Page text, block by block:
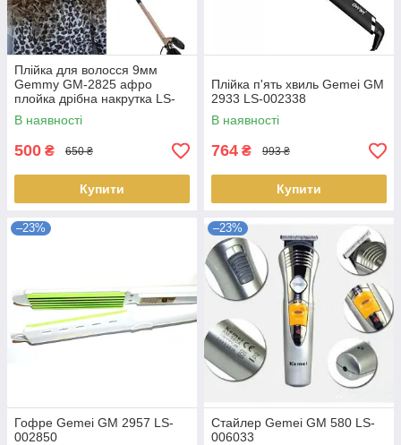
Плійка для волосся 9мм
Gemmy GM-2825 афро
плойка дрібна накрутка LS-
008283
В наявності
500 ₴ 650 ₴
Купити
Плійка п'ять хвиль Gemei GM
2933 LS-002338
В наявності
764 ₴ 993 ₴
Купити
–23%
Гофре Gemei GM 2957 LS-
002850
–23%
Стайлер Gemei GM 580 LS-
006033